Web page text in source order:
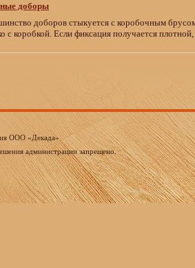
доборы
доборов стыкуется с коробочным
с коробкой. Если фиксация получается
ООО «Декада»
администрации запрещено.